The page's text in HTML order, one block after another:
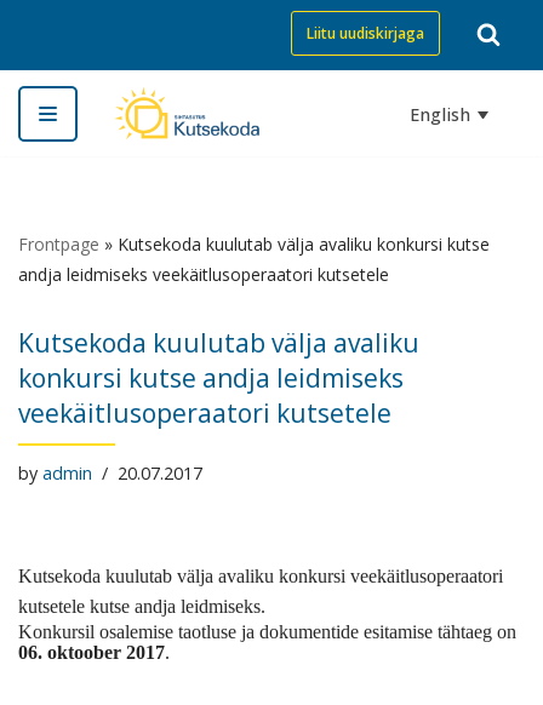
Skip
to
content
Liitu uudiskirjaga
English
Frontpage » Kutsekoda kuulutab välja avaliku konkursi kutse
andja leidmiseks veekäitlusoperaatori kutsetele
Kutsekoda kuulutab välja avaliku
konkursi kutse andja leidmiseks
veekäitlusoperaatori kutsetele
by admin 20.07.2017
Kutsekoda kuulutab välja avaliku konkursi veekäitlusoperaatori
kutsetele kutse andja leidmiseks.
Konkursil osalemise taotluse ja dokumentide esitamise tähtaeg on
06. oktoober 2017.